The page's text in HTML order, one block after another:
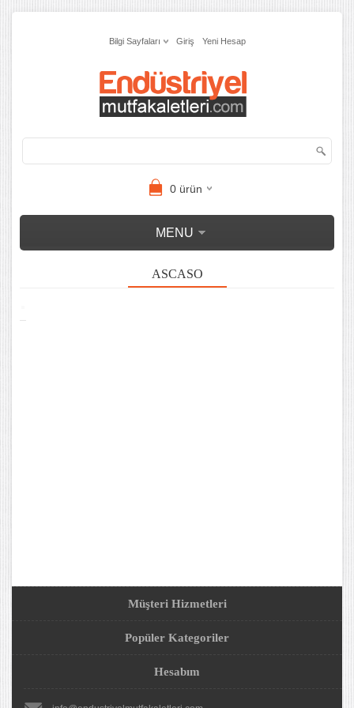
Bilgi Sayfaları Giriş Yeni Hesap
0ürün
MENU
ASCASO
Müşteri Hizmetleri
Popüler Kategoriler
Hesabım